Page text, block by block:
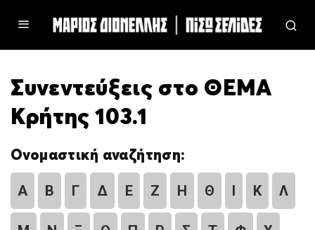
Συνεντεύξεις στο ΘΕΜΑ
Κρήτης 103.1
Ονομαστική αναζήτηση:
Α Β Γ Δ Ε Ζ Η Θ Ι Κ Λ